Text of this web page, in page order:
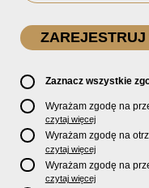
Zaznacz wszystkie
Wyrażam zgodę na
pocztą e-mail,
promocjach,
Store oraz serwisu
usługach oferowanych
czytaj więcej
Wyrażam zgodę na
marketingowych
produktów za
telefonicznych.
czytaj więcej
Wyrażam zgodę na
pocztą e-mail,
czytaj więcej